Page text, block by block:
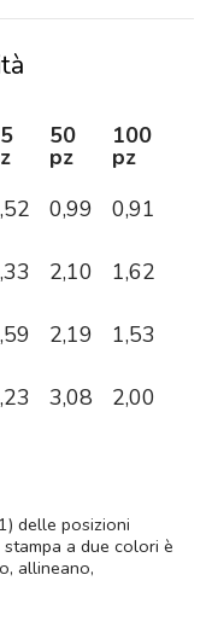
50
pz
100
pz
0,99 0,91
2,10 1,62
2,19 1,53
3,08 2,00
delle posizioni
a due colori è
allineano,